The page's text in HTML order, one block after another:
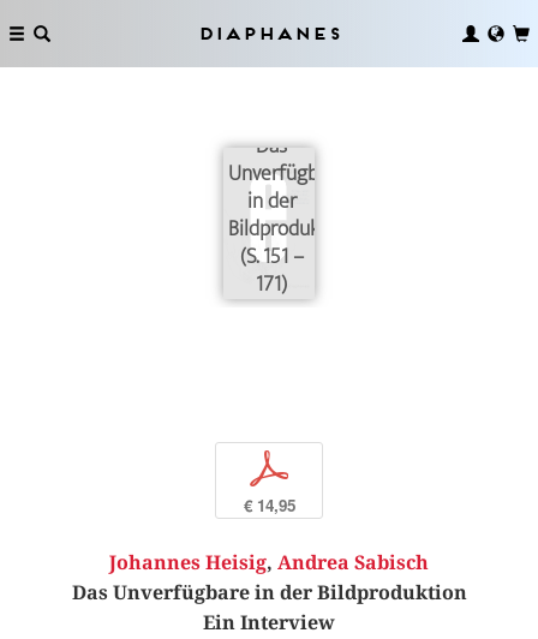
Diaphanes
Das
Unverfügbare
in der
Bildproduktion
(S. 151 –
171)
p
€ 14,95
Johannes Heisig, Andrea Sabisch
Das Unverfügbare in der Bildproduktion
Ein Interview